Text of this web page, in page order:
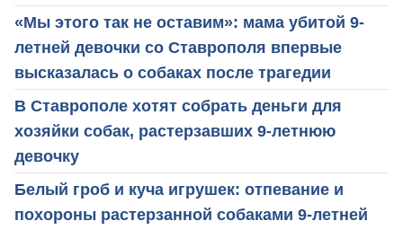
«Мы этого так не оставим»: мама убитой 9-
летней девочки со Ставрополя впервые
высказалась о собаках после трагедии
В Ставрополе хотят собрать деньги для
хозяйки собак, растерзавших 9-летнюю
девочку
Белый гроб и куча игрушек: отпевание и
похороны растерзанной собаками 9-летней